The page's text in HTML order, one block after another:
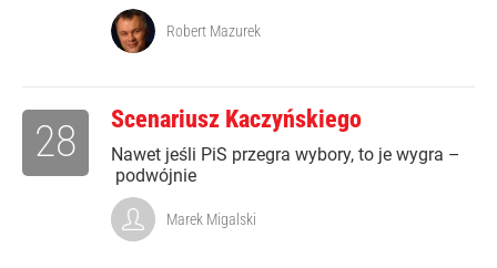
Robert Mazurek
Scenariusz Kaczyńskiego
Nawet jeśli PiS przegra wybory, to je wygra –
podwójnie
28
Marek Migalski